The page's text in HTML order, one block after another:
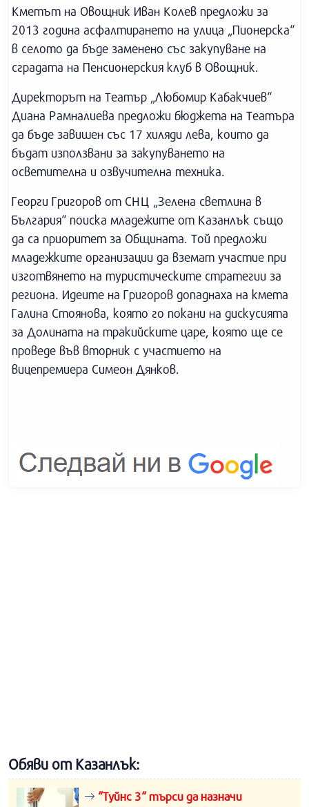
Кметът на Овощник Иван Колев предложи за
2013 година асфалтирането на улица „Пионерска“
в селото да бъде заменено със закупуване на
сградата на Пенсионерския клуб в Овощник.
Директорът на Театър „Любомир Кабакчиев“
Диана Рамналиева предложи бюджета на Театъра
да бъде завишен със 17 хиляди лева, които да
бъдат използвани за закупуването на
осветителна и озвучителна техника.
Георги Григоров от СНЦ „Зелена светлина в
България“ поиска младежите от Казанлък също
да са приоритет за Общината. Той предложи
младежките организации да вземат участие при
изготвянето на туристическите стратегии за
региона. Идеите на Григоров допаднаха на кмета
Галина Стоянова, която го покани на дискусията
за Долината на тракийските царе, която ще се
проведе във вторник с участието на
вицепремиера Симеон Дянков.
Обяви от Казанлък:
“Туйнс 3“ търси да назначи